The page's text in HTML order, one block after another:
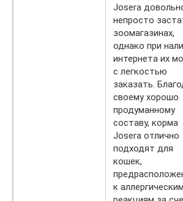
Josera
непросто
зоомагазинах,
однако при
интернета их
с легкостью
заказать.
своему хорошо
продуманному
составу, корма
Josera отлично
подходят для
кошек,
к аллергическим